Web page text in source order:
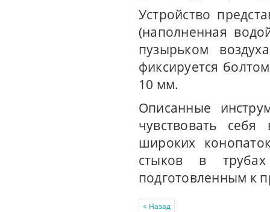
Устройство
(наполненная
пузырьком
фиксируется
10 мм.
Описанные
чувствовать
широких
стыков в
подготовленным к
< Назад